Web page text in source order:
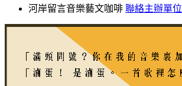
河岸留言音樂藝文咖啡 聯絡主辦單位